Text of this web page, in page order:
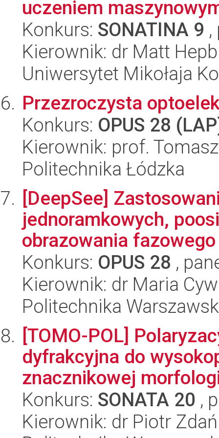
uczeniem
Konkurs: SONATINA 9
Kierownik: dr Matt
Uniwersytet Mikołaja
Przezroczysta
Konkurs: OPUS 28
Kierownik: prof.
Politechnika Łódzka
[DeepSee]
jednoramkowych,
obrazowania fazowego
Konkurs: OPUS 28 ,
Kierownik: dr Maria
Politechnika
[TOMO-POL]
dyfrakcyjna do
znacznikowej
Konkurs: SONATA 20 ,
Kierownik: dr Piotr